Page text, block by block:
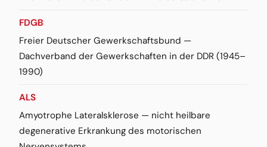
FDGB
Freier Deutscher Gewerkschaftsbund —
Dachverband der Gewerkschaften in der DDR (1945–
1990)
ALS
Amyotrophe Lateralsklerose — nicht heilbare
degenerative Erkrankung des motorischen